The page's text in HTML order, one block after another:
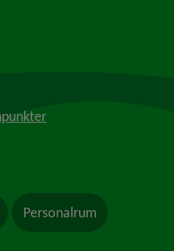
webbplats, öppnas i nytt
Personalrum